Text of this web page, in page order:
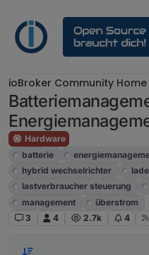
ioBroker Community Home
Hardware
batterie
hybrid wechselrichter
lastverbraucher steuerung
management
überstrom
3
4 2.7k 4